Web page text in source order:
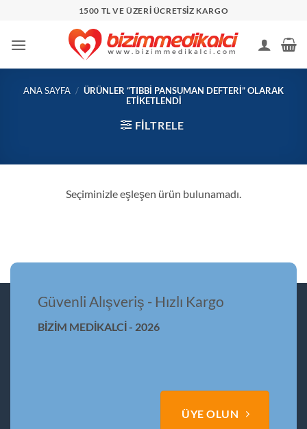
1500 TL VE ÜZERİ ÜCRETSİZ KARGO
ANA SAYFA / ÜRÜNLER “TIBBI PANSUMAN DEFTERI” OLARAK
ETIKETLENDI
FILTRELE
Seçiminizle eşleşen ürün bulunamadı.
Güvenli Alışveriş - Hızlı Kargo
BİZİM MEDİKALCİ - 2026
ÜYE OLUN